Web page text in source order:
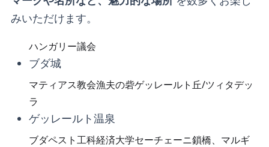
みいただけます。
ハンガリー議会
ブダ城
マティアス教会漁夫の砦ゲッレールト丘/ツィタデッ
ラ
ゲッレールト温泉
ブダペスト工科経済大学セーチェーニ鎖橋、マルギ